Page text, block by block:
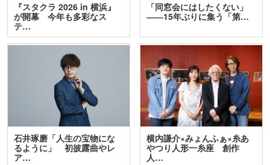
『スタクラ 2026 in 横浜』
が開幕 今年も多彩なス
テ…
「同窓会にはしたくない」
――15年ぶりに集う「第…
石井琢磨「人生の宝物にな
るように」 初披露曲やレ
ア…
横内謙介×みょんふぁ×糸あ
やつり人形一糸座 創作
人…